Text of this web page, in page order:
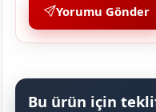
Yorumu Gönder
Bu ürün için